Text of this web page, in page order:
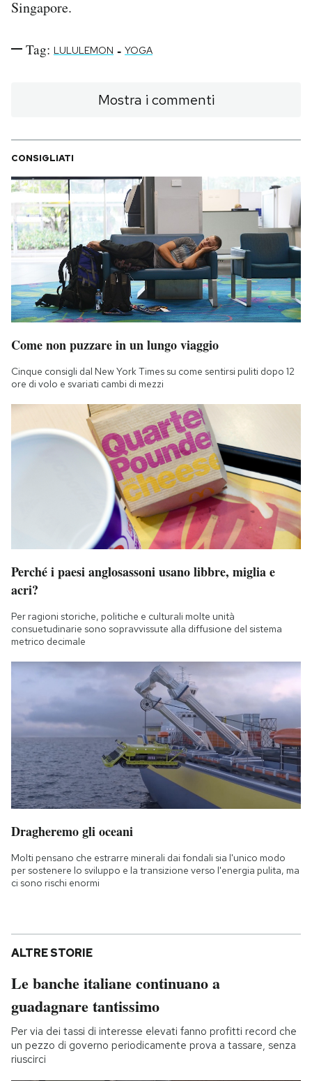
Singapore.
Tag: LULULEMON - YOGA
Mostra i commenti
CONSIGLIATI
Come non puzzare in un lungo viaggio
Cinque consigli dal New York Times su come sentirsi puliti dopo 12
ore di volo e svariati cambi di mezzi
Perché i paesi anglosassoni usano libbre, miglia e
acri?
Per ragioni storiche, politiche e culturali molte unità
consuetudinarie sono sopravvissute alla diffusione del sistema
metrico decimale
Dragheremo gli oceani
Molti pensano che estrarre minerali dai fondali sia l'unico modo
per sostenere lo sviluppo e la transizione verso l'energia pulita, ma
ci sono rischi enormi
ALTRE STORIE
Le banche italiane continuano a
guadagnare tantissimo
Per via dei tassi di interesse elevati fanno profitti record che
un pezzo di governo periodicamente prova a tassare, senza
riuscirci